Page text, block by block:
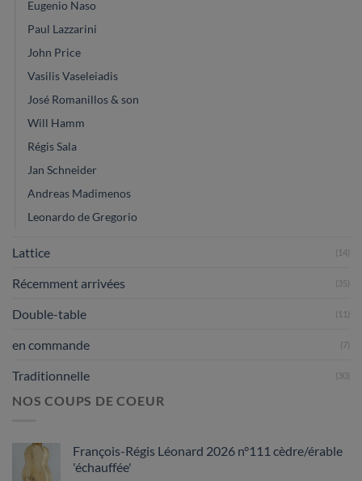
Eugenio Naso
Paul Lazzarini
John Price
Vasilis Vaseleiadis
José Romanillos & son
Will Hamm
Régis Sala
Jan Schneider
Andreas Madimenos
Leonardo de Gregorio
Lattice (14)
Récemment arrivées (35)
Double-table (11)
en commande (7)
Traditionnelle (30)
NOS COUPS DE COEUR
François-Régis Léonard 2026 n°111 cèdre/érable
'échauffée'